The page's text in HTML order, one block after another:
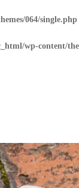
064/single.php
wp-content/